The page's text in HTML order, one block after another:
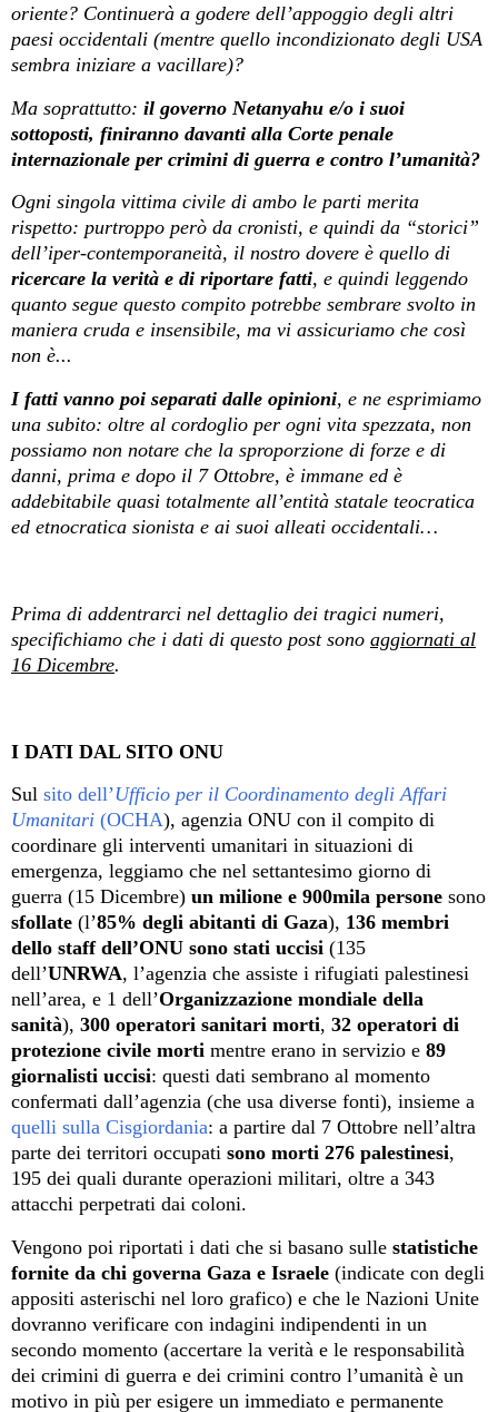
oriente? Continuerà a godere dell’appoggio degli altri
paesi occidentali (mentre quello incondizionato degli USA
sembra iniziare a vacillare)?
Ma soprattutto: il governo Netanyahu e/o i suoi
sottoposti, finiranno davanti alla Corte penale
internazionale per crimini di guerra e contro l’umanità?
Ogni singola vittima civile di ambo le parti merita
rispetto: purtroppo però da cronisti, e quindi da “storici”
dell’iper-contemporaneità, il nostro dovere è quello di
ricercare la verità e di riportare fatti, e quindi leggendo
quanto segue questo compito potrebbe sembrare svolto in
maniera cruda e insensibile, ma vi assicuriamo che così
non è...
I fatti vanno poi separati dalle opinioni, e ne esprimiamo
una subito: oltre al cordoglio per ogni vita spezzata, non
possiamo non notare che la sproporzione di forze e di
danni, prima e dopo il 7 Ottobre, è immane ed è
addebitabile quasi totalmente all’entità statale teocratica
ed etnocratica sionista e ai suoi alleati occidentali…
Prima di addentrarci nel dettaglio dei tragici numeri,
specifichiamo che i dati di questo post sono aggiornati al
16 Dicembre.
I DATI DAL SITO ONU
Sul sito dell’Ufficio per il Coordinamento degli Affari
Umanitari (OCHA), agenzia ONU con il compito di
coordinare gli interventi umanitari in situazioni di
emergenza, leggiamo che nel settantesimo giorno di
guerra (15 Dicembre) un milione e 900mila persone sono
sfollate (l’85% degli abitanti di Gaza), 136 membri
dello staff dell’ONU sono stati uccisi (135
dell’UNRWA, l’agenzia che assiste i rifugiati palestinesi
nell’area, e 1 dell’Organizzazione mondiale della
sanità), 300 operatori sanitari morti, 32 operatori di
protezione civile morti mentre erano in servizio e 89
giornalisti uccisi: questi dati sembrano al momento
confermati dall’agenzia (che usa diverse fonti), insieme a
quelli sulla Cisgiordania: a partire dal 7 Ottobre nell’altra
parte dei territori occupati sono morti 276 palestinesi,
195 dei quali durante operazioni militari, oltre a 343
attacchi perpetrati dai coloni.
Vengono poi riportati i dati che si basano sulle statistiche
fornite da chi governa Gaza e Israele (indicate con degli
appositi asterischi nel loro grafico) e che le Nazioni Unite
dovranno verificare con indagini indipendenti in un
secondo momento (accertare la verità e le responsabilità
dei crimini di guerra e dei crimini contro l’umanità è un
motivo in più per esigere un immediato e permanente